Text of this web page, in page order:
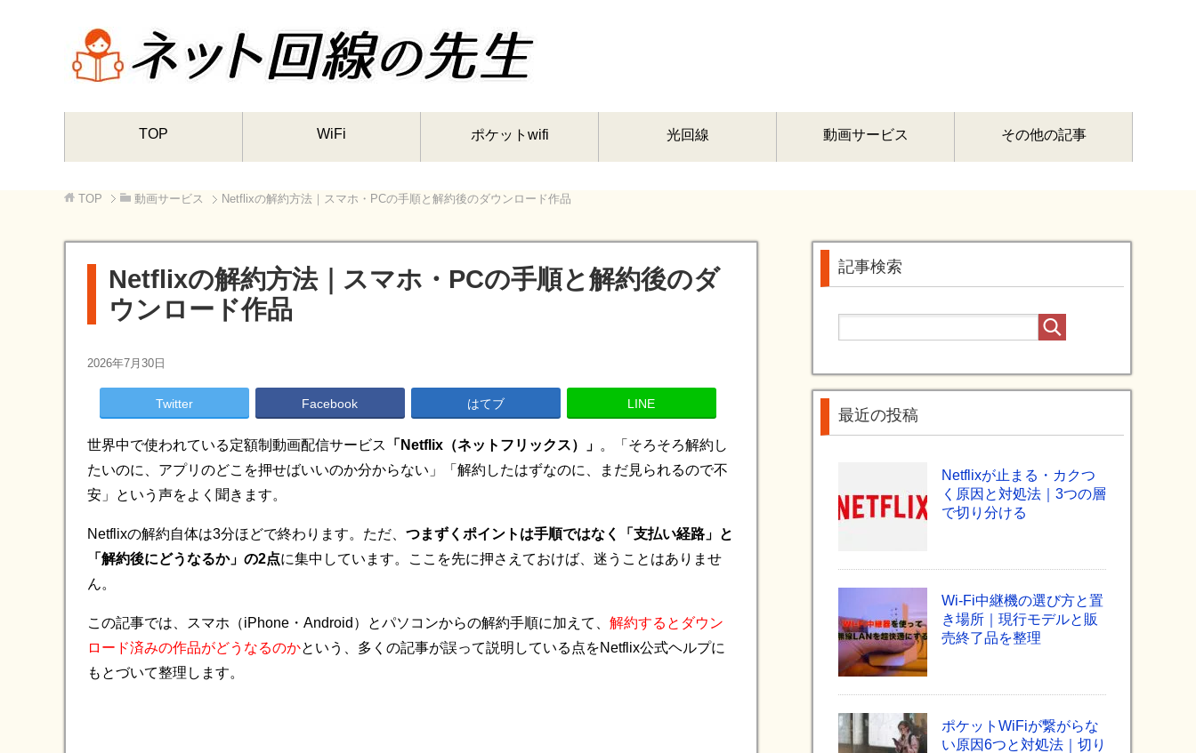
TOP WiFi ポケットwifi 光回線 動画サービス その他の記事
TOP 動画サービス Netflixの解約方法｜スマホ・PCの手順と解約後のダウンロード作品
Netflixの解約方法｜スマホ・PCの手順と解約後のダ
ウンロード作品
2026年7月30日
Twitter Facebook はてブ LINE
世界中で使われている定額制動画配信サービス 「Netflix（ネットフリックス）」 。「そろそろ解約し
たいのに、アプリのどこを押せばいいのか分からない」「解約したはずなのに、まだ見られるので不
安」という声をよく聞きます。
Netflixの解約自体は3分ほどで終わります。ただ、 つまずくポイントは手順ではなく「支払い経路」と
「解約後にどうなるか」の2点に集中しています。ここを先に押さえておけば、迷うことはありませ
ん。
この記事では、スマホ（iPhone・Android）とパソコンからの解約手順に加えて、 解約するとダウン
ロード済みの作品がどうなるのかという、多くの記事が誤って説明している点をNetflix公式ヘルプに
もとづいて整理します。
記事検索
最近の投稿
Netflixが止まる・カクつ
く原因と対処法｜3つの層
で切り分ける
Wi-Fi中継機の選び方と置
き場所｜現行モデルと販
売終了品を整理
ポケットWiFiが繋がらな
い原因6つと対処法｜切り